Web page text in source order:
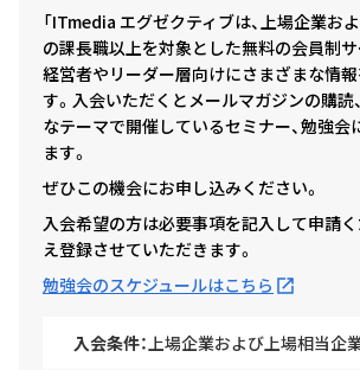
「ITmedia エグゼクティブは、上場企業お
の課長職以上を対象とした無料の会員制サ
経営者やリーダー層向けにさまざまな情
す。入会いただくとメールマガジンの購読
なテーマで開催しているセミナー、勉強会
ます。
ぜひこの機会にお申し込みください。
入会希望の方は必要事項を記入して申請
え登録させていただきます。
勉強会のスケジュールはこちら
入会条件：上場企業および上場相当企